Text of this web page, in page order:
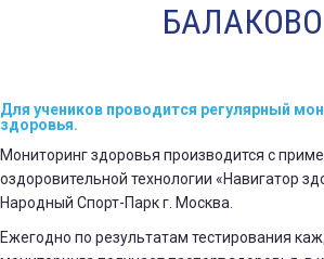
БАЛАКОВО
Для учеников проводится регулярный
здоровья.
Мониторинг здоровья производится с
оздоровительной технологии «Навигатор
Народный Спорт-Парк г. Москва.
Ежегодно по результатам тестирования